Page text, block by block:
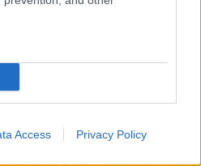
Access Privacy Policy
vestirsi anni ’80